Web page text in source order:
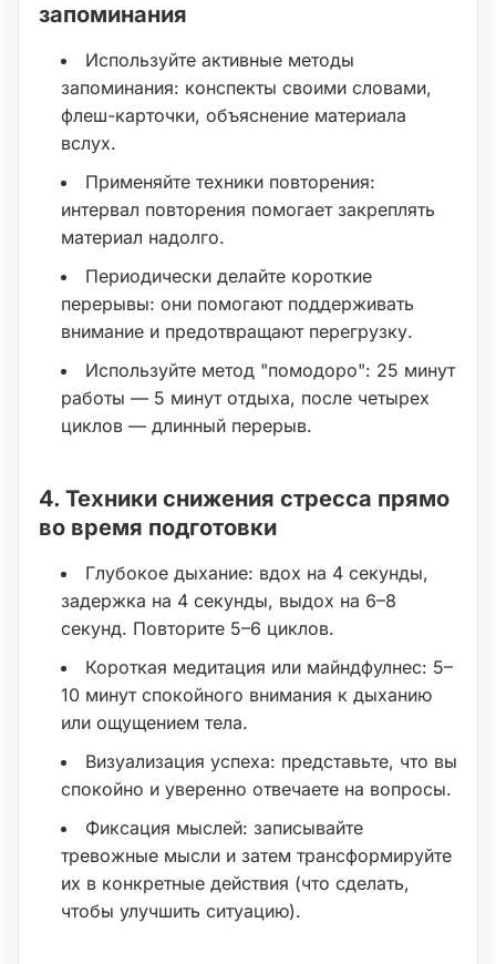
запоминания
Используйте активные методы
запоминания: конспекты своими словами,
флеш-карточки, объяснение материала
вслух.
Применяйте техники повторения:
интервал повторения помогает закреплять
материал надолго.
Периодически делайте короткие
перерывы: они помогают поддерживать
внимание и предотвращают перегрузку.
Используйте метод "помодоро": 25 минут
работы — 5 минут отдыха, после четырех
циклов — длинный перерыв.
4. Техники снижения стресса прямо
во время подготовки
Глубокое дыхание: вдох на 4 секунды,
задержка на 4 секунды, выдох на 6–8
секунд. Повторите 5–6 циклов.
Короткая медитация или майндфулнес: 5–
10 минут спокойного внимания к дыханию
или ощущением тела.
Визуализация успеха: представьте, что вы
спокойно и уверенно отвечаете на вопросы.
Фиксация мыслей: записывайте
тревожные мысли и затем трансформируйте
их в конкретные действия (что сделать,
чтобы улучшить ситуацию).